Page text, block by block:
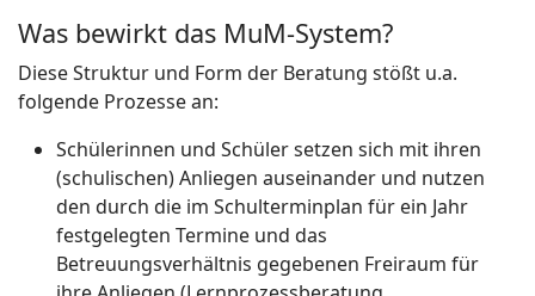
Was bewirkt das MuM-System?
Diese Struktur und Form der Beratung stößt u.a.
folgende Prozesse an:
Schülerinnen und Schüler setzen sich mit ihren
(schulischen) Anliegen auseinander und nutzen
den durch die im Schulterminplan für ein Jahr
festgelegten Termine und das
Betreuungsverhältnis gegebenen Freiraum für